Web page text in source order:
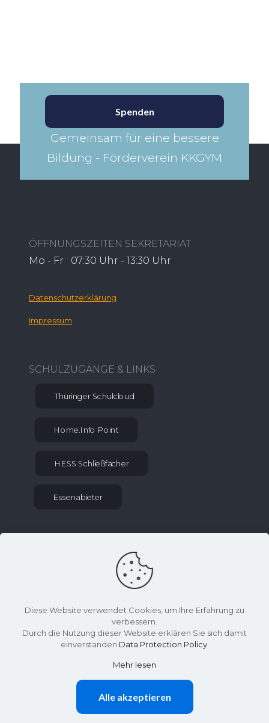
Spenden
Gemeinsam für eine bessere
Bildung - Förderverein KKGYM​
ÖFFNUNGSZEITEN SEKRETARIAT
Mo - Fr 07:30 Uhr - 13:30 Uhr
Datenschutzerklärung
Impressum
SCHULZUGÄNGE & LINKS
Thüringer Schulcloud
Home.Info Point
HESS Schließfächer
Essenabieter
sekretariat at gym-kaethe-kollwitz.schulen-
Effelder Weg 2, 99976 Lengenfeld unterm
Stein
Käthe-Kollwitz-Gymnasium
Diese Website verwendet Cookies, um Ihre Erfahrung zu
verbessern.
Durch die Nutzung dieser Website erklären Sie sich damit
einverstanden Data Protection Policy.
Mehr lesen
Alle akzeptieren